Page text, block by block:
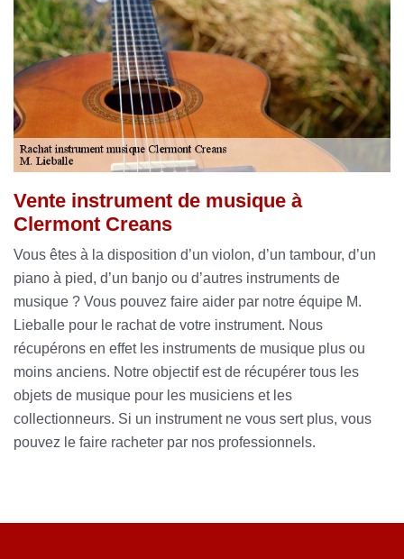
Vente instrument de musique à
Clermont Creans
Vous êtes à la disposition d’un violon, d’un tambour, d’un
piano à pied, d’un banjo ou d’autres instruments de
musique ? Vous pouvez faire aider par notre équipe M.
Lieballe pour le rachat de votre instrument. Nous
récupérons en effet les instruments de musique plus ou
moins anciens. Notre objectif est de récupérer tous les
objets de musique pour les musiciens et les
collectionneurs. Si un instrument ne vous sert plus, vous
pouvez le faire racheter par nos professionnels.